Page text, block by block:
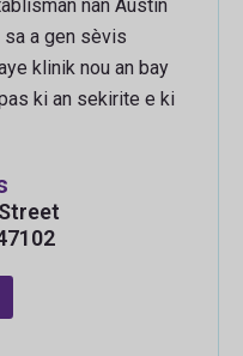
nan Austin
a gen sèvis
klinik nou an bay
ki an sekirite e ki